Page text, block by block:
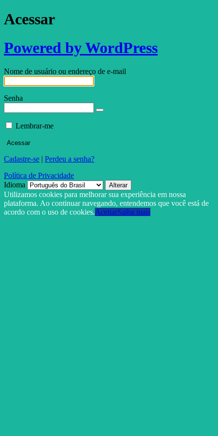
Acessar
Powered by WordPress
Nome de usuário ou endereço de e-mail
Senha
Lembrar-me
Cadastre-se | Perdeu a senha?
Política de Privacidade
Idioma
Utilizamos cookies para melhorar sua experiência em nossa
plataforma. Ao continuar navegando, entendemos que você está de
acordo com o uso de cookies.AceitarSaiba mais